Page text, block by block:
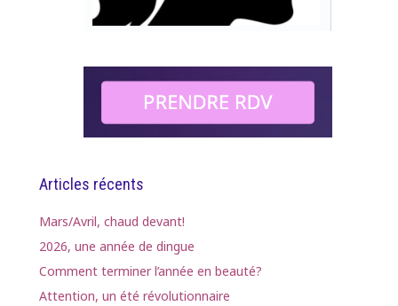
Articles récents
Mars/Avril, chaud devant!
2026, une année de dingue
Comment terminer l’année en beauté?
Attention, un été révolutionnaire